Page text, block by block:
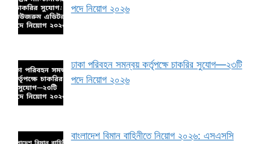
পদে নিয়োগ ২০২৬
ঢাকা পরিবহন সমন্বয় কর্তৃপক্ষে চাকরির সুযোগ—২৩টি
পদে নিয়োগ ২০২৬
বাংলাদেশ বিমান বাহিনীতে নিয়োগ ২০২৬: এসএসসি